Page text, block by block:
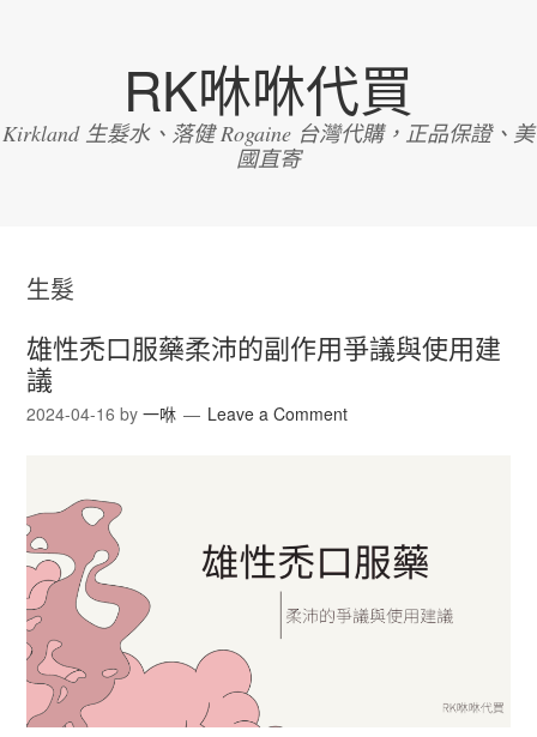
RK咻咻代買
Kirkland 生髮水、落健 Rogaine 台灣代購，正品保證、美
國直寄
生髮
雄性禿口服藥柔沛的副作用爭議與使用建
議
2024-04-16 by一咻 Leave a Comment